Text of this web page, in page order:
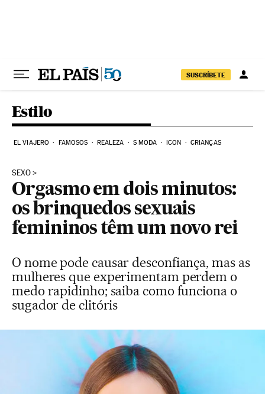
SUSCRÍBETE
Estilo
EL VIAJERO FAMOSOS REALEZA S MODA ICON CRIANÇAS
SEXO
Orgasmo em dois minutos:
os brinquedos sexuais
femininos têm um novo rei
O nome pode causar desconfiança, mas as
mulheres que experimentam perdem o
medo rapidinho; saiba como funciona o
sugador de clitóris